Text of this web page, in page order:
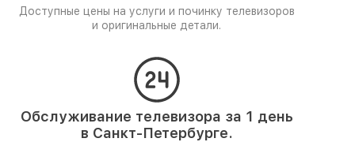
Доступные цены на услуги и починку телевизоров
и оригинальные детали.
Обслуживание телевизора за 1 день
в Санкт-Петербурге.